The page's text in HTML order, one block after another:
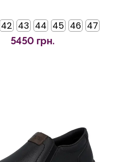
42 43 44 45 46 47
5450 грн.